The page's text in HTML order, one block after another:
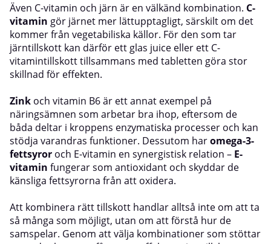
Även C-vitamin och järn är en välkänd kombination. C-
vitamin gör järnet mer lättupptagligt, särskilt om det
kommer från vegetabiliska källor. För den som tar
järntillskott kan därför ett glas juice eller ett C-
vitamintillskott tillsammans med tabletten göra stor
skillnad för effekten.
Zink och vitamin B6 är ett annat exempel på
näringsämnen som arbetar bra ihop, eftersom de
båda deltar i kroppens enzymatiska processer och kan
stödja varandras funktioner. Dessutom haromega-3-
fettsyror och E-vitamin en synergistisk relation – E-
vitamin fungerar som antioxidant och skyddar de
känsliga fettsyrorna från att oxidera.
Att kombinera rätt tillskott handlar alltså inte om att ta
så många som möjligt, utan om att förstå hur de
samspelar. Genom att välja kombinationer som stöttar